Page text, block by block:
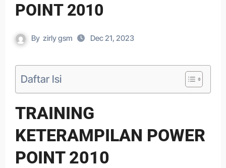
POINT 2010
By zirly gsm Dec 21, 2023
Daftar Isi
TRAINING
KETERAMPILAN POWER
POINT 2010